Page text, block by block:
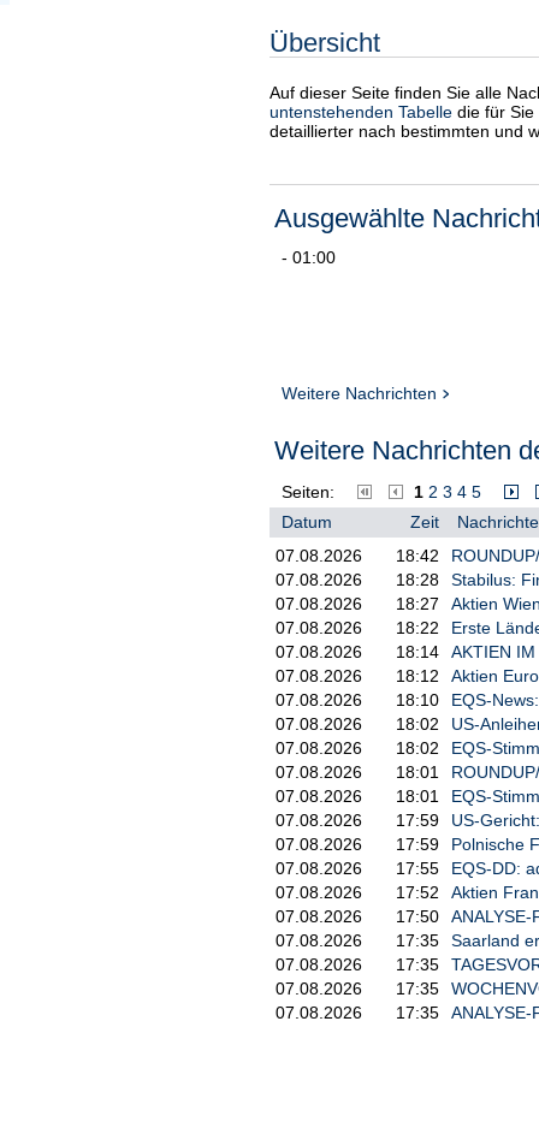
Übersicht
Auf dieser Seite finden Sie alle
untenstehenden Tabelle die für
detaillierter nach bestimmten und
Ausgewählte
- 01:00
Weitere Nachrichten
Weitere Nachrichten
Seiten: 1 2 3 4 5
Datum
Zeit
07.08.2026
18:42
07.08.2026
18:28
Stabilus:
07.08.2026
18:27
Aktien
07.08.2026
18:22
Erste
07.08.2026
18:14
AKTIEN
07.08.2026
18:12
Aktien
07.08.2026
18:10
EQS-
07.08.2026
18:02
US-
07.08.2026
18:02
EQS-
07.08.2026
18:01
07.08.2026
18:01
EQS-
07.08.2026
17:59
US-
07.08.2026
17:59
Polnische
07.08.2026
17:55
EQS-DD:
07.08.2026
17:52
Aktien
07.08.2026
17:50
07.08.2026
17:35
Saarland
07.08.2026
17:35
07.08.2026
17:35
07.08.2026
17:35